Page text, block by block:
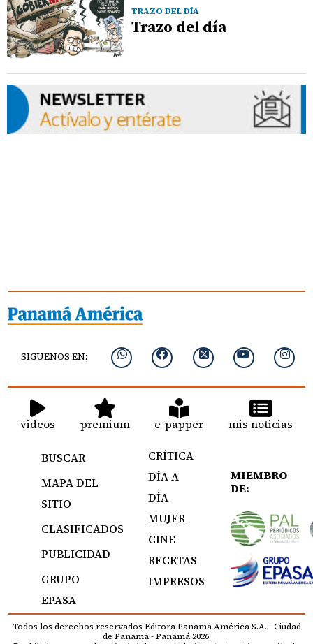
TRAZO DEL DÍA
Trazo del día
SIGUENOS EN:
videos premium e-papper mis noticias
BUSCAR
MAPA DEL
SITIO
CLASIFICADOS
PUBLICIDAD
GRUPO
EPASA
CRÍTICA
DÍA A
DÍA
MUJER
CINE
RECETAS
IMPRESOS
MIEMBRO
DE:
Todos los derechos reservados Editora Panamá América S.A. - Ciudad
de Panamá - Panamá 2026.